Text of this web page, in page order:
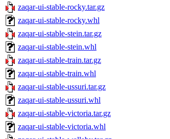
zaqar-ui-stable-rocky.tar.gz
zaqar-ui-stable-rocky.whl
zaqar-ui-stable-stein.tar.gz
zaqar-ui-stable-stein.whl
zaqar-ui-stable-train.tar.gz
zaqar-ui-stable-train.whl
zaqar-ui-stable-ussuri.tar.gz
zaqar-ui-stable-ussuri.whl
zaqar-ui-stable-victoria.tar.gz
zaqar-ui-stable-victoria.whl